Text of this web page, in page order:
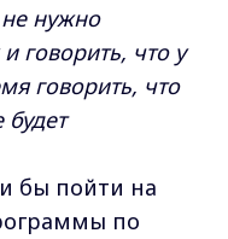
нужно
говорить, что у
говорить, что
бы пойти на
по